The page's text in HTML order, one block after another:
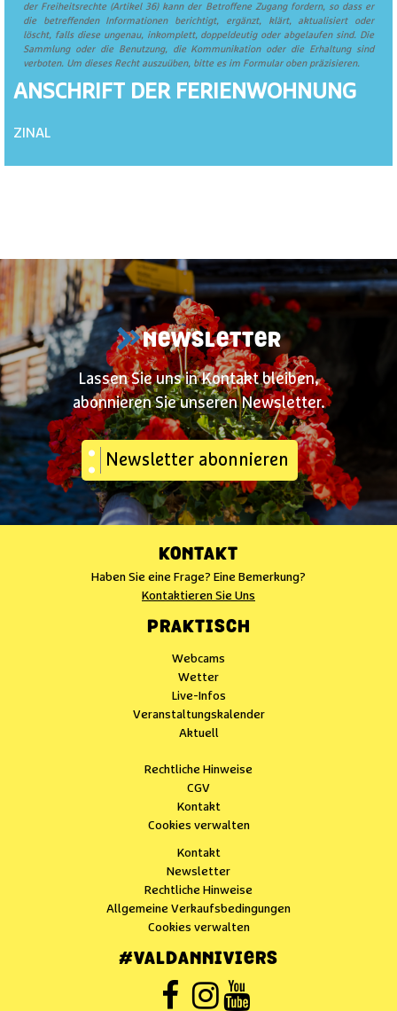
der Freiheitsrechte (Artikel 36) kann der Betroffene Zugang fordern, so dass er
die betreffenden Informationen berichtigt, ergänzt, klärt, aktualisiert oder
löscht, falls diese ungenau, inkomplett, doppeldeutig oder abgelaufen sind. Die
Sammlung oder die Benutzung, die Kommunikation oder die Erhaltung sind
verboten. Um dieses Recht auszuüben, bitte es im Formular oben präzisieren.
ANSCHRIFT DER FERIENWOHNUNG
ZINAL
NEWSLETTER
Lassen Sie uns in Kontakt bleiben,
abonnieren Sie unseren Newsletter.
Newsletter abonnieren
KONTAKT
Haben Sie eine Frage? Eine Bemerkung?
Kontaktieren Sie Uns
PRAKTISCH
Webcams
Wetter
Live-Infos
Veranstaltungskalender
Aktuell
Rechtliche Hinweise
CGV
Kontakt
Cookies verwalten
Kontakt
Newsletter
Rechtliche Hinweise
Allgemeine Verkaufsbedingungen
Cookies verwalten
#VALDANNIVIERS